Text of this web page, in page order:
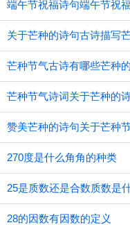
端午节祝福诗句端午节祝
关于芒种的诗句古诗描写
芒种节气古诗有哪些芒种
芒种节气诗词关于芒种的
赞美芒种的诗句关于芒种
270度是什么角角的种类
25是质数还是合数质数是
28的因数有因数的定义